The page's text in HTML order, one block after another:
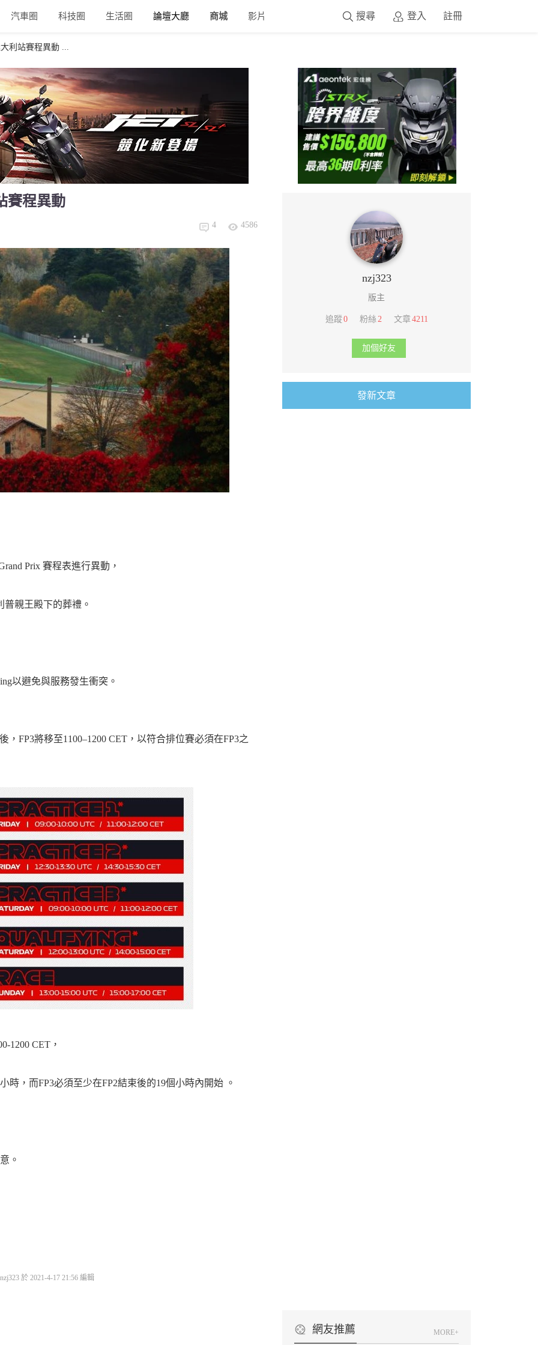
汽車圈 科技圈 生活圈 論壇大廳 商城 影片 登入 註冊
搜尋
利站賽程異動 ...
賽程異動
4 4586
Prix 賽程表進行異動，
普親王殿下的葬禮。
以避免與服務發生衝突。
，FP3將移至1100–1200 CET，以符合排位賽必須在FP3之
1200 CET，
，而FP3必須至少在FP2結束後的19個小時內開始 。
。
於 2021-4-17 21:56 編輯
nzj323
版主
追蹤0 粉絲 2 文章4211
加個好友
發新文章
網友推薦 MORE+